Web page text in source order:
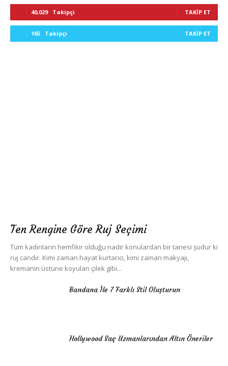
40,029 Takipçi TAKIP ET
165 Takipçi TAKIP ET
Ten Rengine Göre Ruj Seçimi
Tüm kadınların hemfikir olduğu nadir konulardan bir tanesi şudur ki
ruj candır. Kimi zaman hayat kurtarıcı, kimi zaman makyajı,
kremanın üstüne koyulan çilek gibi...
Bandana İle 7 Farklı Stil Oluşturun
Hollywood Saç Uzmanlarından Altın Öneriler